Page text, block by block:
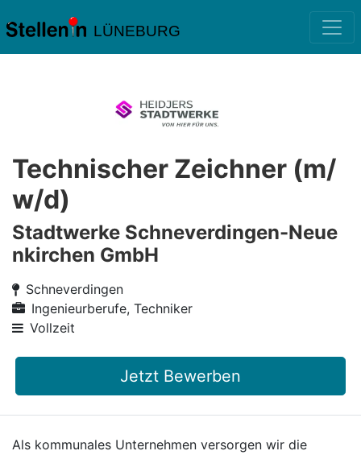
LÜNEBURG
Technischer Zeichner (m/
w/d)
Stadtwerke Schneverdingen-Neue
nkirchen GmbH
Schneverdingen
Ingenieurberufe, Techniker
Vollzeit
Jetzt Bewerben
Als kommunales Unternehmen versorgen wir die